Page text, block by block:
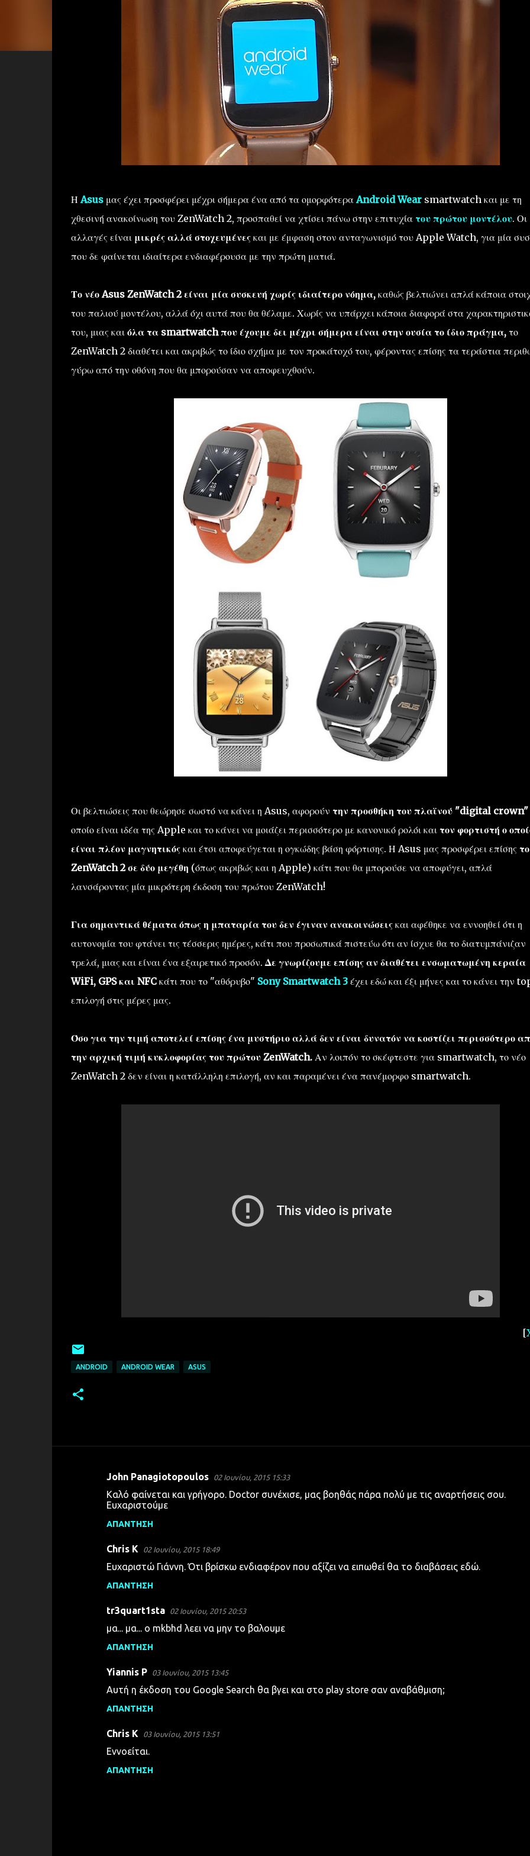
ΗAsusμας έχει προσφέρει μέχρι σήμερα ένα από τα ομορφότεραAndroid Wearsmartwatch και με τη
χθεσινή ανακοίνωση του ZenWatch 2, προσπαθεί να χτίσει πάνω στην επιτυχία του πρώτου μοντέλου. Οι
αλλαγές είναι μικρές αλλά στοχευμένες και με έμφαση στον ανταγωνισμό του Apple Watch, για μία
που δε φαίνεται ιδιαίτερα ενδιαφέρουσα με την πρώτη ματιά.
Το νέο Asus ZenWatch 2 είναι μία συσκευή χωρίς ιδιαίτερο νόημα, καθώς βελτιώνει απλά κάποια
του παλιού μοντέλου, αλλά όχι αυτά που θα θέλαμε. Χωρίς να υπάρχει κάποια διαφορά στα
του, μιας και όλα τα smartwatch που έχουμε δει μέχρι σήμερα είναι στην ουσία το ίδιο πράγμα,το
ZenWatch 2 διαθέτει και ακριβώς το ίδιο σχήμα με τον προκάτοχό του, φέροντας επίσης τα τεράστια
γύρω από την οθόνη που θα μπορούσαν να αποφευχθούν.
Οι βελτιώσεις που θεώρησε σωστό να κάνει η Asus, αφορούν την προσθήκη του πλαϊνού "digital crown"
οποίο είναι ιδέα της Apple και το κάνει να μοιάζει περισσότερο με κανονικό ρολόι και τον φορτιστή ο
είναι πλέον μαγνητικός και έτσι αποφεύγεται η ογκώδης βάση φόρτισης. Η Asus μας προσφέρει επίσης το
ZenWatch 2 σε δύο μεγέθη (όπως ακριβώς και η Apple) κάτι που θα μπορούσε να αποφύγει, απλά
λανσάροντας μία μικρότερη έκδοση του πρώτου ZenWatch!
Για σημαντικά θέματα όπως η μπαταρία του δεν έγιναν ανακοινώσεις και αφέθηκε να εννοηθεί ότι η
αυτονομία του φτάνει τις τέσσερις ημέρες, κάτι που προσωπικά πιστεύω ότι αν ίσχυε θα το διατυμπάνιζαν
τρελά, μιας και είναι ένα εξαιρετικό προσόν. Δε γνωρίζουμε επίσης αν διαθέτει ενσωματωμένη κεραία
WiFi, GPS και NFC κάτι που το "αθόρυβο" Sony Smartwatch 3έχει εδώ και έξι μήνες και το κάνει την
επιλογή στις μέρες μας.
Όσο για την τιμή αποτελεί επίσης ένα μυστήριο αλλά δεν είναι δυνατόν να κοστίζει περισσότερο
την αρχική τιμή κυκλοφορίας του πρώτου ZenWatch. Αν λοιπόν το σκέφτεστε για smartwatch, το νέο
ZenWatch 2 δεν είναι η κατάλληλη επιλογή, αν και παραμένει ένα πανέμορφο smartwatch.
[
ANDROID ANDROID WEAR ASUS
John Panagiotopoulos 02 Ιουνίου, 2015 15:33
Καλό φαίνεται και γρήγορο. Doctor συνέχισε, μας βοηθάς πάρα πολύ με τις αναρτήσεις σου.
Ευχαριστούμε
ΑΠΆΝΤΗΣΗ
Chris K 02 Ιουνίου, 2015 18:49
Ευχαριστώ Γιάννη. Ότι βρίσκω ενδιαφέρον που αξίζει να ειπωθεί θα το διαβάσεις εδώ.
ΑΠΆΝΤΗΣΗ
tr3quart1sta 02 Ιουνίου, 2015 20:53
μα... μα... ο mkbhd λεει να μην το βαλουμε
ΑΠΆΝΤΗΣΗ
Yiannis P 03 Ιουνίου, 2015 13:45
Αυτή η έκδοση του Google Search θα βγει και στο play store σαν αναβάθμιση;
ΑΠΆΝΤΗΣΗ
Chris K 03 Ιουνίου, 2015 13:51
Εννοείται.
ΑΠΆΝΤΗΣΗ